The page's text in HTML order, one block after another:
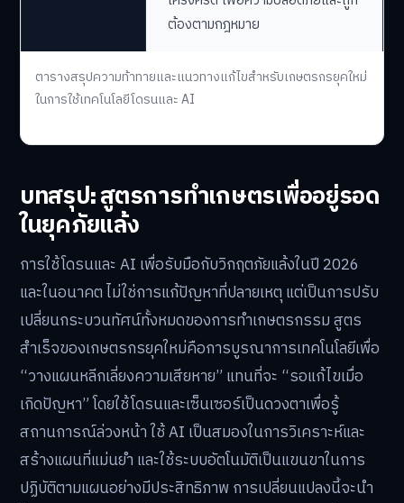
ตารางสรุปความท้าทายและแนวทางแก้ไขสำหรับเกษตรกรยุคใหม่
ในการใช้เทคโนโลยีโดรนและ AI
ต้องตามกฎหมาย
บทสรุป: สูตรการทำเกษตรเพื่ออยู่รอด
ในยุคภัยแล้ง
การใช้โดรนและ AI เพื่อรับมือกับวิกฤตภัยแล้งในปี 2026
และในอนาคต ไม่ใช่การแก้ปัญหาที่ปลายเหตุ แต่เป็นการปรับ
เปลี่ยนกระบวนทัศน์ทั้งหมดของการทำเกษตรกรรม สูตร
สำเร็จของเกษตรกรยุคใหม่คือการบูรณาการเทคโนโลยีเพื่อ
“วางแผนหลีกเลี่ยงความเสียหาย” แทนที่จะ “รอแก้ไขเมื่อ
เกิดปัญหา” โดยใช้โดรนและเซ็นเซอร์เป็นดวงตาเพื่อรู้
สถานการณ์ล่วงหน้า ใช้ AI เป็นสมองในการวิเคราะห์และ
สร้างแผนที่แม่นยำ และใช้ระบบอัตโนมัติเป็นแขนขาในการ
ปฏิบัติตามแผนอย่างมีประสิทธิภาพ การเปลี่ยนแปลงนี้จะนำ